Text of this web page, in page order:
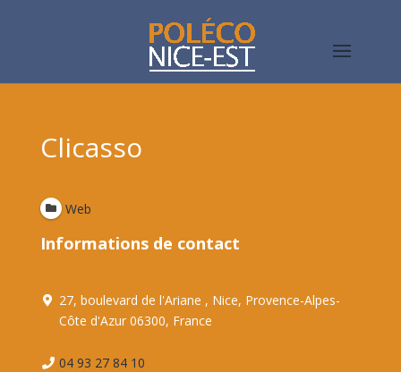
Clicasso
Web
Informations de contact
27, boulevard de l'Ariane , Nice, Provence-Alpes-
Côte d'Azur 06300, France
04 93 27 84 10